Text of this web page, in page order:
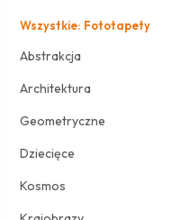
Wszystkie: Fototapety
Abstrakcja
Architektura
Geometryczne
Dziecięce
Kosmos